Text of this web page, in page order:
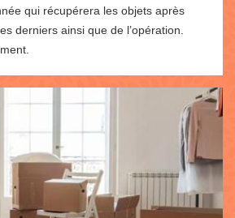
qui récupérera les objets après
derniers ainsi que de l’opération.